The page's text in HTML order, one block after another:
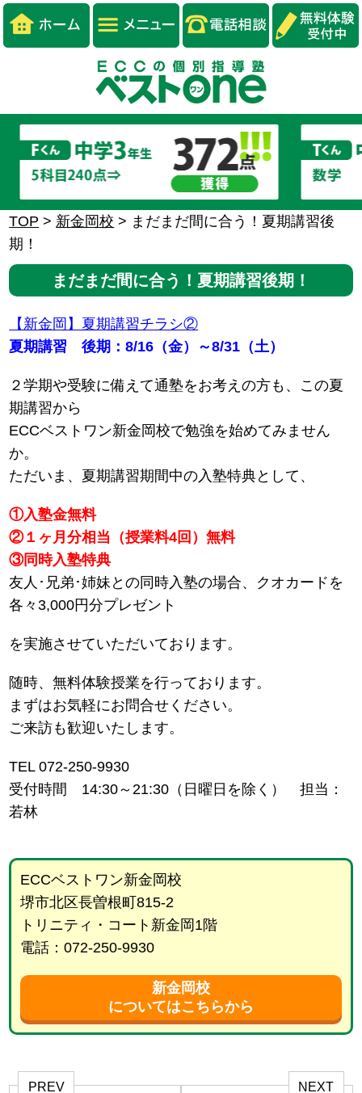
TOP > 新金岡校 > まだまだ間に合う！夏期講習後
期！
まだまだ間に合う！夏期講習後期！
【新金岡】夏期講習チラシ②
夏期講習 後期：8/16（金）～8/31（土）
２学期や受験に備えて通塾をお考えの方も、この夏
期講習から
ECCベストワン新金岡校で勉強を始めてみません
か。
ただいま、夏期講習期間中の入塾特典として、
①入塾金無料
②１ヶ月分相当（授業料4回）無料
③同時入塾特典
友人･兄弟･姉妹との同時入塾の場合、クオカードを
各々3,000円分プレゼント
を実施させていただいております。
随時、無料体験授業を行っております。
まずはお気軽にお問合せください。
ご来訪も歓迎いたします。
TEL 072-250-9930
受付時間 14:30～21:30（日曜日を除く） 担当：
若林
ECCベストワン新金岡校
堺市北区長曽根町815-2
トリニティ・コート新金岡1階
電話：072-250-9930
新金岡校
についてはこちらから
PREV NEXT